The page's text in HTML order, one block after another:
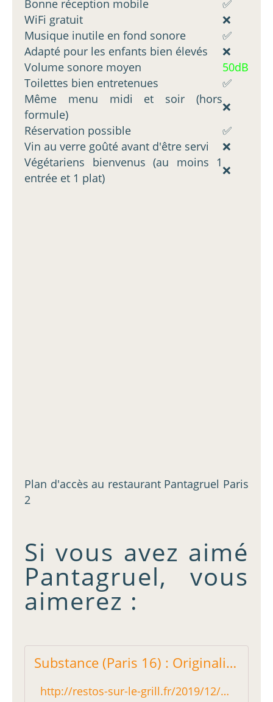
Bonne réception mobile
✅
WiFi gratuit
❌
Musique inutile en fond sonore
✅
Adapté pour les enfants bien élevés
❌
Volume sonore moyen
50dB
Toilettes bien entretenues
✅
Même menu midi et soir (hors
formule)
❌
Réservation possible
✅
Vin au verre goûté avant d'être servi
❌
Végétariens bienvenus (au moins 1
entrée et 1 plat)
❌
Plan d'accès au restaurant Pantagruel Paris
2
Si vous avez aimé
Pantagruel, vous
aimerez :
Substance (Paris 16) : Originalité et caractère au menu - Restos sur le Grill - Blog critique des restaurants de Paris indépendant !
http://restos-sur-le-grill.fr/2019/12/substance-paris-16-originalite-et-caractere-au-menu.html